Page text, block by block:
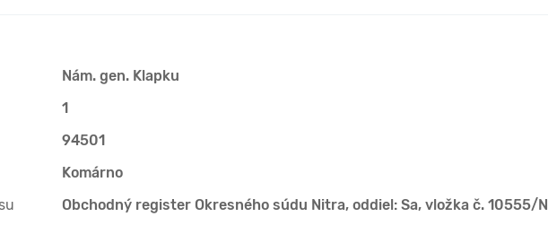
Nám. gen. Klapku
1
94501
Komárno
Obchodný register Okresného súdu Nitra, oddiel: Sa, vložka č. 10555/N